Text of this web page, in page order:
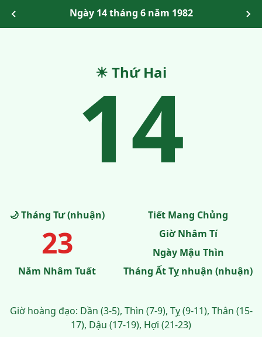
Ngày 14 tháng 6 năm 1982
☀ Thứ Hai
14
🌙 Tháng Tư (nhuận)
23
Năm Nhâm Tuất
Tiết Mang Chủng
Giờ Nhâm Tí
Ngày Mậu Thìn
Tháng Ất Tỵ nhuận (nhuận)
Giờ hoàng đạo: Dần (3-5), Thìn (7-9), Tỵ (9-11), Thân (15-
17), Dậu (17-19), Hợi (21-23)